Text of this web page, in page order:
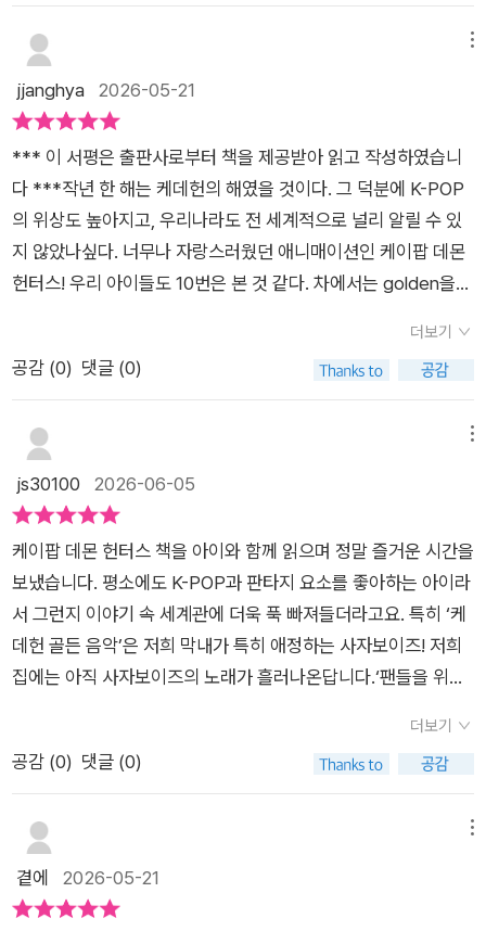
모습까지 귀엽게 그려져 있네요. 영화에서 조연이지만 정말 사랑
받는 캐릭터가 있죠?진우의 심부름꾼 호랑이 더피와 까치 서씨
릭스 애니메이션 <케이팝 데몬 헌터스> 속 세계관을 바탕으로
우러진 매력적인 캐릭터들이 등장하는데, 호랑이 '더피'와 까치
'서씨' 캐릭터가 너무 귀엽게 표현하여 아이들의 사랑을 독차지했
죠. 국립중앙박물관 호랑이 굿즈까지 인기판매굿즈로 급상승했
을 정도로 아이, 어른 상관없이 사랑받았는데요. 정작 저는 '까치'
캐릭터를 '까치'라고만 알고 있었는데, '까치 서씨'라는 이름이 있
었다는 걸 이 책을 통해 처음 알았네요. 《케이팝 데몬 헌터스 팬
들을 위해!》 애니메이션의 열기가 뜨거운 지금, 팬들을 위해!'라는
들에게 가장 훌륭한 선물이 됩니다. 글밥 위주의 딱딱한 동화책에
지루함을 느끼는 아이들에게 좋습니다. 애니메이션에서 멋진 인
간 주인공들뿐만 아니라 전래동화 속 동물들이 귀여운 조력자까
지 다시 만날 수 있어서, <케이팝 데몬 헌터스> 만화영화를 좋아
했던 친구에게 추천합니다.
이팝 데몬 헌터스를 사랑하는 팬들을 위해 출시된 책이라 감격스
럽다. 벌써부터 케데헌의 후속작을 기다리는 우리 아이에게 선물
로 주니 좋아한다.
그것뿐이던가.차에 탈때마다 OST를 반복해서 들었으니, Golde
할아버지 시골 집까지 왔다 갔다 왕복하는 동안 신물이 날 정도로
가, 유튜브 및 유튜브 뮤직으로 하도 케데헌을 틀어 제꼈더니 알
고리즘의 여파로 한동안 내 유튜브는 케데헌 관련 영상들로 도배
가 되었었고, 심지어 아직까지도 케데헌 물이 다 안빠졌는지 가끔
하나씩 지금도 뜨고 있다.아 내가 다 지겨워 죽을것 같은데 아이
는 또 그렇지 않나 보다.하기사, 나도 어렸을때 생각하면 좋아했
던거 계속 보고 보고 또 봐도 재밌었지.​암튼, 아이가 좋아하는 그
심정은 이해하지만, 그것과는 또 별개로 부모가 아닌 한명의 사람
나 이제서야 열풍이 사그러들었다고 생각했는데 이 책 한권으로
다시 또 폭발해버렸다.하아. 대체 왜 나에게 이런 시련이.헌트릭
스 멤버인 미라, 조이, 루미 뿐만 아니라, 사자 보이즈 멤버 베이
비, 로맨스, 미스터리, 애비, 진우까지, 모든 캐릭터들의 특징과
개성이 그대로 남아 있으면서도 귀여운 모습으로 그려져 있어 그
야말로 아이들 취향 저격이 아닐수 없다.심지어 호랑이 더피와 까
치 서씨를 비롯하여 다른 등장 인물들도 특징 포인트를 잘 잡아서
그려져 있다.가족의 달을 맞이하여 아이들에게 좋은 선물이 될 수
있을것 같다.잠잠해지던 열풍이 다시 휘몰아칠 수 있으니 그건 각
검색해보던중, 이 저자가 쓴 다른 그림책 하나가 눈에 들어왔다.
그건 바로, 양자경 일대기를 다룬 그림책이였다.참 좋아하는 배우
중 한명이라, 아이들을 위한 그림책에서 어떠한 모습으로 표현되
었을지, 그녀의 인생중 어떤 이야기들이 들어 있을지 몹시 궁금해
졌지만, 아마존에서만 구할수 있는데다 배송비 포함해서 2만원
이다. 젠장.비단 케데헌을 이야기하지 않더라도, 한국 문화가 전
jjanghya 2026-05-21
*** 이 서평은 출판사로부터 책을 제공받아 읽고 작성하였습니
다 ***작년 한 해는 케데헌의 해였을 것이다. 그 덕분에 K-POP
의 위상도 높아지고, 우리나라도 전 세계적으로 널리 알릴 수 있
지 않았나싶다. 너무나 자랑스러웠던 애니매이션인 케이팝 데몬
헌터스! 우리 아이들도 10번은 본 것 같다. 차에서는 golden을
고, 아이들도 온통 케데헌 얘기 뿐이었다. 나 역시 아이들과 함께
보고, 함께 듣고 그렇게 시작했지만, 나중에는 내가 더 빠져서 보
없이 또 볼 수 있었다.케이팝 데몬 헌터스의 여운이 가시기 전에
책이 아닐까 싶다. 사실 처음에는 케데헌의 내용을 그림책으로 담
아쉽긴 하다. 케데헌의 주인공이자 헌트릭스의 멤버인 루미, 미
라, 조이에 대해 소개하고 주인공들의 특징을 귀엽게 담아낸 책이
다. 절반이 악귀인 루미가 혼문을 닫고 인간 세상을 지킬 수 있었
던 것은 루미의 멋진 목소리에서였다. 헌트릭스 뿐 아니라 이들이
헌터가 될 수 있도록 훈련시켜준 셀린, 그리고 헌트릭스만큼이나
엄청난 인기와 팬덤을 가지고 있는 사자보이즈도 만나 볼 수 있
다. 애니매이션 속에서는 영혼을 훔치기 위해 변신한 악귀이지만,
가지고 있을 뿐 아니라, 악귀를 가장한 또 다른 이유가 있을 것이
라고 생각하고싶을 정도로 매력적이다. 다시 만나는 케데헌 캐릭
터들을 통해 케데헌의 여운을 다시 만끽해보면 좋을 것 같다. 아
마 여자아이들의 경우, 오려서 붙이고 싶을 정도로 탐나는 캐릭터
더보기
공감 (0) 댓글 (0)
js30100 2026-06-05
케이팝 데몬 헌터스 책을 아이와 함께 읽으며 정말 즐거운 시간을
보냈습니다. 평소에도 K-POP과 판타지 요소를 좋아하는 아이라
서 그런지 이야기 속 세계관에 더욱 푹 빠져들더라고요. 특히 ‘케
데헌 골든 음악’은 저희 막내가 특히 애정하는 사자보이즈! 저희
집에는 아직 사자보이즈의 노래가 흘러나온답니다.‘팬들을 위
만날 수 있어 아이도, 기뻐하는 아이들을 보는 제게도 기쁨의 시
간이였습니다넷플릭스 애니메이션 케이팝 데몬 헌터스를 좋아하
다니지요 귀엽고 아기자기한 캐릭터 일러스트가 가득 담겨 있어
보는 재미가 쏠쏠하며, 캐릭터들의 매력과 세계관을 더욱 가까이
느낄 수 있습니다. 색감도 화려하고 구성도 알차서 아이들과 함께
더보기
공감 (0) 댓글 (0)
곁에 2026-05-21